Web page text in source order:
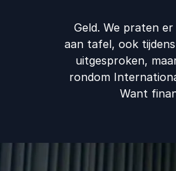
Geld. We praten
aan tafel, ook
uitgesproken,
rondom
Want